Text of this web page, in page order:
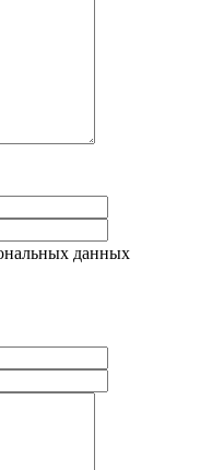
данных